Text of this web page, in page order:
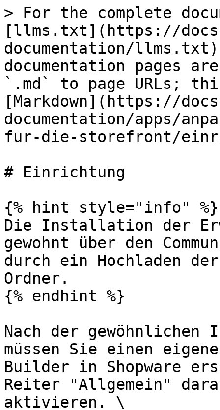
> For the complete
[llms.txt](https://
documentation/
documentation pages
`.md` to page URLs;
[Markdown](https://
documentation/apps/
fur-die-storefront/
# Einrichtung
{% hint style="info" %}
Die Installation der
gewohnt über den
durch ein Hochladen
Ordner.
{% endhint %}
Nach der
müssen Sie einen
Builder in Shopware
Reiter "Allgemein"
aktivieren. \